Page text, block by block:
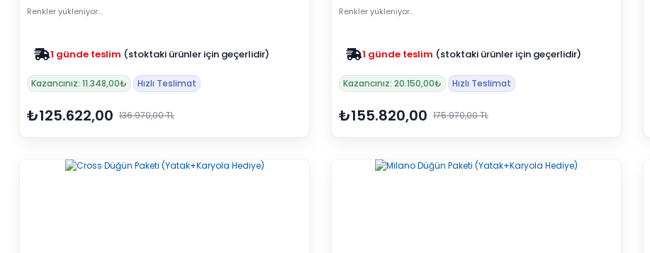
Renkler yükleniyor…
Zam yok 2025 fiyatları devam ediyor
Kazancınız: 11.348,00₺ Hızlı Teslimat
₺125.622,00 136.970,00 TL
Renkler yükleniyor…
Zam yok 2025 fiyatları devam ediyor
Kazancınız: 20.150,00₺ Hızlı Teslimat
₺155.820,00 175.970,00 TL